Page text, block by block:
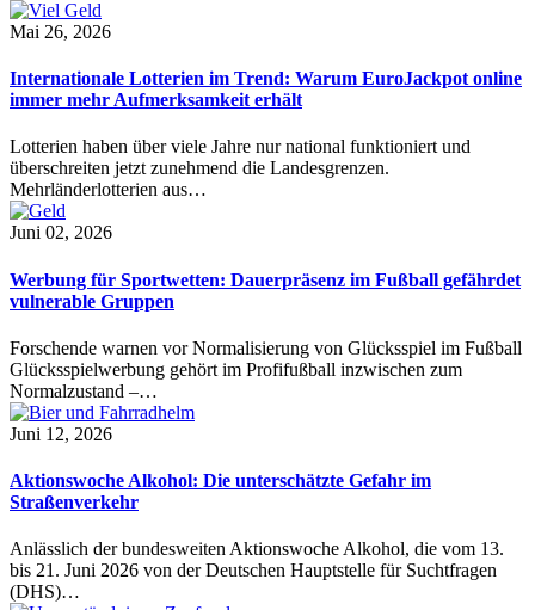
Mai 26, 2026
Internationale Lotterien im Trend: Warum EuroJackpot online
immer mehr Aufmerksamkeit erhält
Lotterien haben über viele Jahre nur national funktioniert und
überschreiten jetzt zunehmend die Landesgrenzen.
Mehrländerlotterien aus…
Juni 02, 2026
Werbung für Sportwetten: Dauerpräsenz im Fußball gefährdet
vulnerable Gruppen
Forschende warnen vor Normalisierung von Glücksspiel im Fußball
Glücksspielwerbung gehört im Profifußball inzwischen zum
Normalzustand –…
Juni 12, 2026
Aktionswoche Alkohol: Die unterschätzte Gefahr im
Straßenverkehr
Anlässlich der bundesweiten Aktionswoche Alkohol, die vom 13.
bis 21. Juni 2026 von der Deutschen Hauptstelle für Suchtfragen
(DHS)…